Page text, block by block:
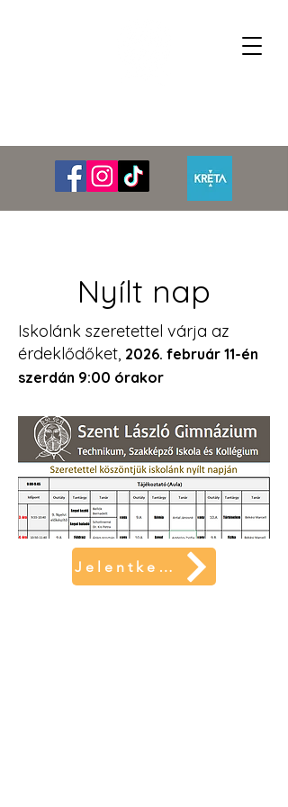
Nyílt nap
Iskolánk szeretettel várja az
érdeklődőket, 2026. február 11-én
szerdán 9:00 órakor
Jelentkezés